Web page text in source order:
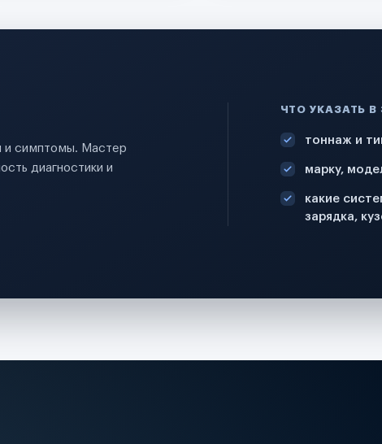
и симптомы. Мастер
диагностики и
ЧТО УКАЗАТЬ В
тоннаж и
марку,
какие
зарядка,